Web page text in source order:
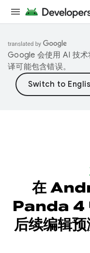
Google 会使用 AI 技
译可能包含错误。
在
Panda 4
后续编辑